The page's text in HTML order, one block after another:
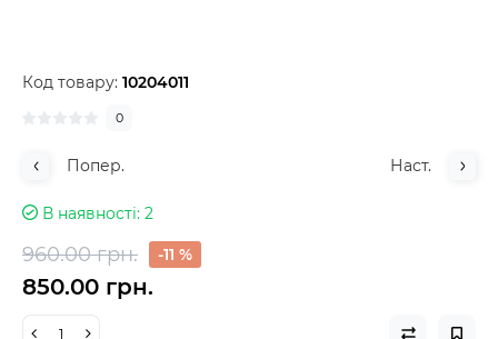
Код товару: 10204011
0
Попер. Наст.
В наявності 2
960.00 грн. -11 %
850.00 грн.